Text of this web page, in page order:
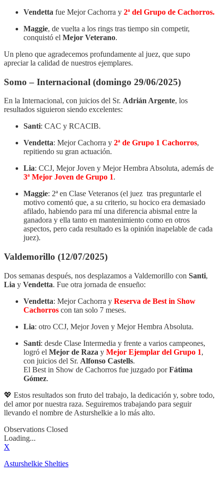
Vendetta fue Mejor Cachorra y 2ª del Grupo de Cachorros.
Maggie, de vuelta a los rings tras tiempo sin competir,
conquistó el Mejor Veterano.
Un pleno que agradecemos profundamente al juez, que supo
apreciar la calidad de nuestros ejemplares.
Somo – Internacional (domingo 29/06/2025)
En la Internacional, con juicios del Sr. Adrián Argente, los
resultados siguieron siendo excelentes:
Santi: CAC y RCACIB.
Vendetta: Mejor Cachorra y 2ª de Grupo 1 Cachorros,
repitiendo su gran actuación.
Lia: CCJ, Mejor Joven y Mejor Hembra Absoluta, además de
3ª Mejor Joven de Grupo 1.
Maggie: 2ª en Clase Veteranos (el juez tras preguntarle el
motivo comentó que, a su criterio, su hocico era demasiado
afilado, habiendo para mí una diferencia abismal entre la
ganadora y ella tanto en mantenimiento como en otros
aspectos, pero cada resultado es la opinión inapelable de cada
juez).
Valdemorillo (12/07/2025)
Dos semanas después, nos desplazamos a Valdemorillo con Santi,
Lia y Vendetta. Fue otra jornada de ensueño:
Vendetta: Mejor Cachorra y Reserva de Best in Show
Cachorros con tan solo 7 meses.
Lia: otro CCJ, Mejor Joven y Mejor Hembra Absoluta.
Santi: desde Clase Intermedia y frente a varios campeones,
logró el Mejor de Raza y Mejor Ejemplar del Grupo 1,
con juicios del Sr. Alfonso Castells.
El Best in Show de Cachorros fue juzgado porFátima
Gómez.
💖 Estos resultados son fruto del trabajo, la dedicación y, sobre todo,
del amor por nuestra raza. Seguiremos trabajando para seguir
llevando el nombre de Asturshelkie a lo más alto.
Observations Closed
Loading...
X
Asturshelkie Shelties